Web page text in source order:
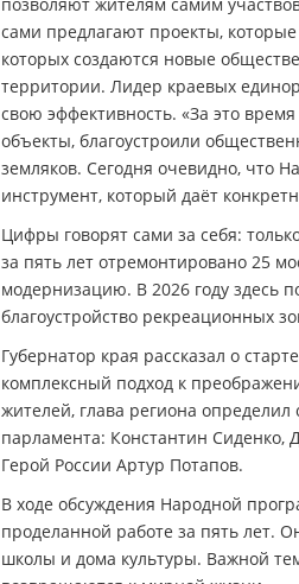
сами предлагают проекты,
которых создаются новые
территории. Лидер краевых
свою эффективность. «За это
объекты, благоустроили
земляков. Сегодня очевидно, что
инструмент, который даёт
Цифры говорят сами за себя:
за пять лет отремонтировано 25
модернизацию. В 2026 году здесь
благоустройство рекреационных
Губернатор края рассказал о
комплексный подход к
жителей, глава региона
парламента: Константин Сиденко,
Герой России Артур Потапов.
В ходе обсуждения Народной
проделанной работе за пять лет.
школы и дома культуры. Важной